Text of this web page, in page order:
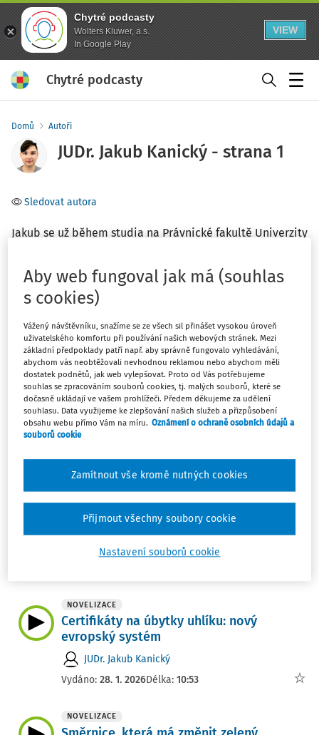
Chytré podcasty
Wolters Kluwer, a.s.
In Google Play
VIEW
Chytré podcasty
Domů Autoři
JUDr. Jakub Kanický - strana 1
Sledovat autora
Jakub se už během studia na Právnické fakultě Univerzity
životního prostředí. Dnes se této problematice věnuje ve
své vlastní praxi jako samostatný advokát a zároveň
působí jako vysokoškolský učitel, vědecký pracovník a
na právo nahlížejí různé strany, ať už jednotlivci,
společnosti nebo úředníci. To mu umožňuje srozumitelně
a prakticky vysvětlovat mnohdy složité právní předpisy a
hledat řešení, která rozumně vyvažují udržitelnost a
potřeby businessu.
Klíčová témata autora
Filtr
Počet vyhledaných dokumentů:
NOVELIZACE
Certifikáty na úbytky uhlíku: nový
evropský systém
JUDr. Jakub Kanický
Vydáno: 28. 1. 2026Délka: 10:53
NOVELIZACE
Aby web fungoval jak má (souhlas
s cookies)
Vážený návštěvníku, snažíme se ze všech sil přinášet vysokou úroveň
uživatelského komfortu při používání našich webových stránek. Mezi
základní předpoklady patří např. aby správně fungovalo vyhledávání,
abychom vás neobtěžovali nevhodnou reklamou nebo abychom měli
dostatek podnětů, jak web vylepšovat. Proto od Vás potřebujeme
souhlas se zpracováním souborů cookies, tj. malých souborů, které se
dočasně ukládají ve vašem prohlížeči. Předem děkujeme za udělení
souhlasu. Data využijeme ke zlepšování našich služeb a přizpůsobení
obsahu webu přímo Vám na míru. Oznámení o ochraně osobních údajů a
souborů cookie
Nastavení souborů cookie
Zamítnout vše kromě nutných cookies
Přijmout všechny soubory cookie